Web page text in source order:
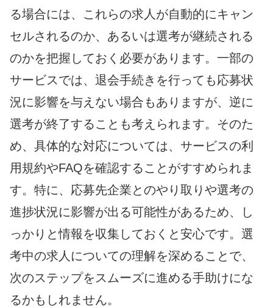
る場合には、これらの求人が自動的にキャン
セルされるのか、あるいは選考が継続される
のかを把握しておく必要があります。一部の
サービスでは、退会手続きを行っても応募状
況に影響を与えない場合もありますが、逆に
選考が終了することも考えられます。そのた
め、具体的な対応については、サービスの利
用規約やFAQを確認することがすすめられま
す。特に、応募先企業とのやり取りや選考の
進捗状況に影響が出る可能性があるため、し
っかりと情報を収集しておくと安心です。選
考中の求人についての理解を深めることで、
次のステップをスムーズに進める手助けにな
るかもしれません。